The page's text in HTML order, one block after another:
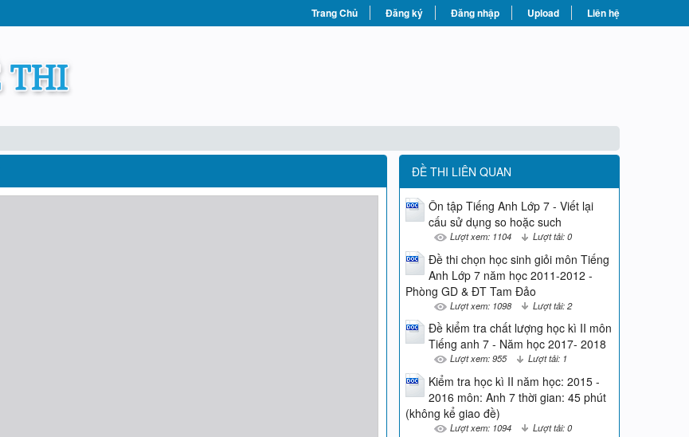
Trang Chủ Đăng ký Đăng nhập Upload Liên hệ
ĐỀ THI LIÊN QUAN
Ôn tập Tiếng Anh Lớp 7 - Viết lại
cấu sử dụng so hoặc such
Lượt xem: 1104 Lượt tải: 0
Đề thi chọn học sinh giỏi môn Tiếng
Anh Lớp 7 năm học 2011-2012 -
Phòng GD & ĐT Tam Đảo
Lượt xem: 1098 Lượt tải: 2
Đề kiểm tra chất lượng học kì II môn
Tiếng anh 7 - Năm học 2017- 2018
Lượt xem: 955 Lượt tải: 1
Kiểm tra học kì II năm học: 2015 -
2016 môn: Anh 7 thời gian: 45 phút
(không kể giao đề)
Lượt xem: 1094 Lượt tải: 0